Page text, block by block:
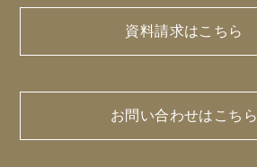
資料請求はこちら
お問い合わせはこちら